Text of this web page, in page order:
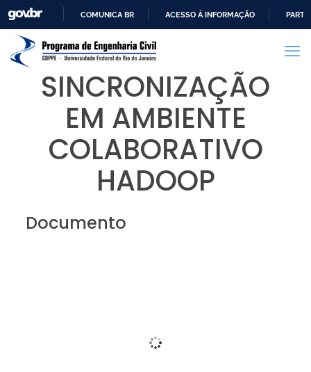
PARA
CONTEÚDO
COMUNICA BR ACESSO À INFORMAÇÃO
SINCRONIZAÇÃO
EM AMBIENTE
COLABORATIVO
HADOOP
Documento